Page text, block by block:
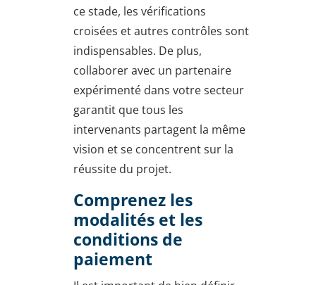
ce stade, les vérifications
croisées et autres contrôles sont
indispensables. De plus,
collaborer avec un partenaire
expérimenté dans votre secteur
garantit que tous les
intervenants partagent la même
vision et se concentrent sur la
réussite du projet.
Comprenez les
modalités et les
conditions de
paiement